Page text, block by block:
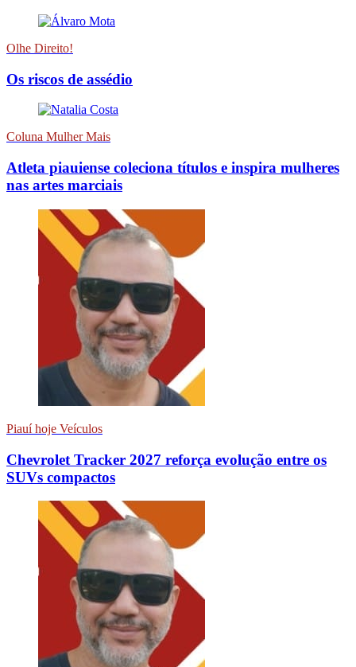
Olhe Direito!
Os riscos de assédio
Coluna Mulher Mais
Atleta piauiense coleciona títulos e inspira mulheres
nas artes marciais
Piauí hoje Veículos
Chevrolet Tracker 2027 reforça evolução entre os
SUVs compactos